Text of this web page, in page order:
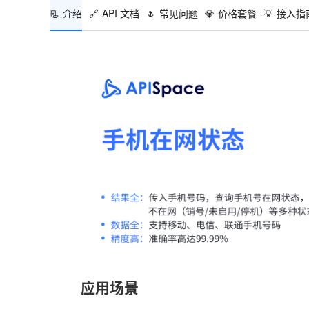
📃 介绍 🔗 API 文档 🌷 常见问题 💎 价格套餐 💡 接入指
应用场景